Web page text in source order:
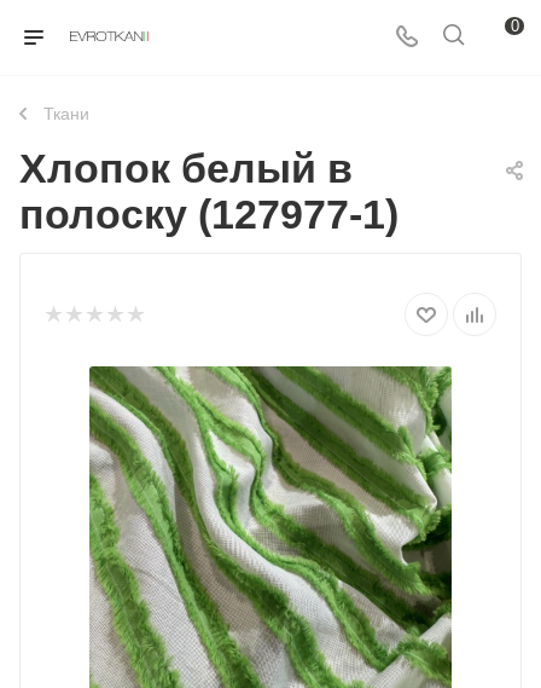
0
Ткани
Хлопок белый в
полоску (127977-1)